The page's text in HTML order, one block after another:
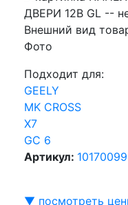
Внешний вид
Фото
Подходит для:
GEELY
MK CROSS
X7
GC 6
Артикул:
▼ посмотреть